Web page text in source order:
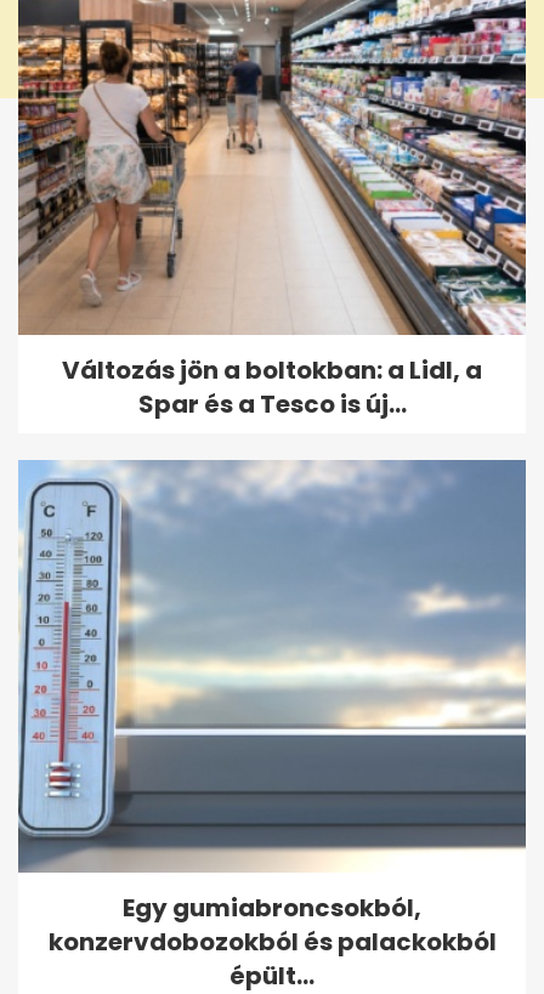
Változás jön a boltokban: a Lidl, a
Spar és a Tesco is új...
Egy gumiabroncsokból,
konzervdobozokból és palackokból
épült...